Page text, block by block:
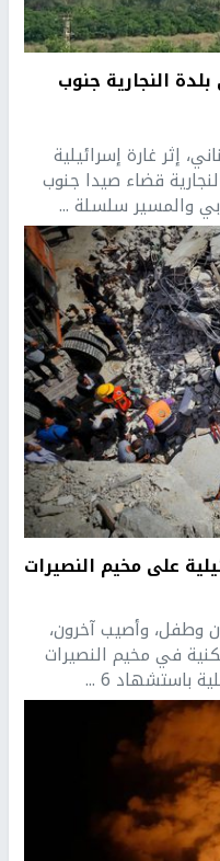
النجارية جنوب
إثر غارة إسرائيلية
قضاء صيدا جنوب
والمسير سلسلة ...
على مخيم النصيرات
وطفل، وأصيب آخرون،
في مخيم النصيرات
6 ...